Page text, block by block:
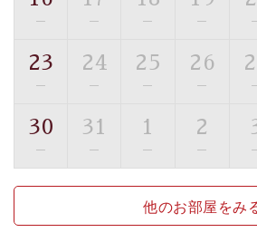
■貸切温泉風呂 （40分2000円）
む貸切温泉風呂です。ゆったりとい
トな空間をお愉しみください。
【旅】
豊富な知識を持ったドライバー兼
案内します。事前ご予約制ですの
は【3日前まで】にお電話ください
— — — —
23
—
24
—
25
—
26
—
30
—
31
—
1
—
2
—
他のお部屋をみ